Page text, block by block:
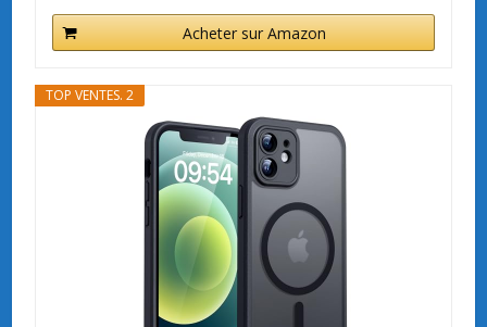
Acheter sur Amazon
TOP VENTES. 2